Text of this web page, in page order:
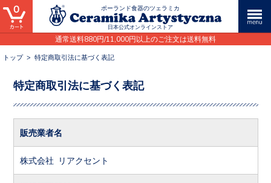
ポーランド食器のツェラミカ
日本公式オンラインストア
通常送料880円/11,000円以上のご注文は送料無料
0
トップ> 特定商取引法に基づく表記
特定商取引法に基づく表記
販売業者名
株式会社 リアクセント